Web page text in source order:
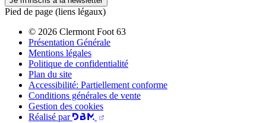
Pied de page (liens légaux)
© 2026 Clermont Foot 63
Présentation Générale
Mentions légales
Politique de confidentialité
Plan du site
Accessibilité: Partiellement conforme
Conditions générales de vente
Gestion des cookies
Réalisé par